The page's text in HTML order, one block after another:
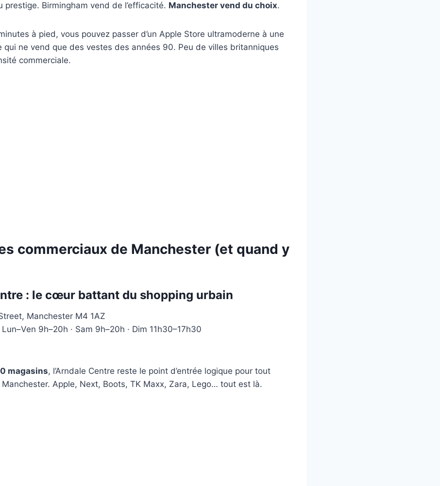
prestige. Birmingham vend de l’efficacité. Manchester vend du choix.
à pied, vous pouvez passer d’un Apple Store ultramoderne à une
qui ne vend que des vestes des années 90. Peu de villes britanniques
commerciale.
commerciaux de Manchester (et quand y
: le cœur battant du shopping urbain
Manchester M4 1AZ
Lun–Ven 9h–20h · Sam 9h–20h · Dim 11h30–17h30
magasins, l’Arndale Centre reste le point d’entrée logique pour tout
Apple, Next, Boots, TK Maxx, Zara, Lego… tout est là.